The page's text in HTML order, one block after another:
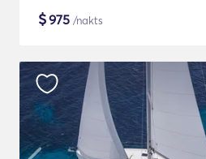
$975 /nakts